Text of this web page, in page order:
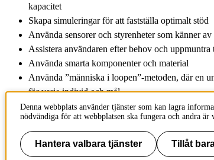
kapacitet
Skapa simuleringar för att fastställa optimalt stöd
Använda sensorer och styrenheter som känner
Assistera användaren efter behov och
Använda smarta komponenter och material
Använda ”människa i loopen”-metoden, där en
för varje individ och mål
Tillhör: MoveAbility Lab
Senast ändrad
Denna webbplats använder tjänster som kan lagra
nödvändiga för att webbplatsen ska fungera och andra är
Hantera valbara tjänster Tillåt